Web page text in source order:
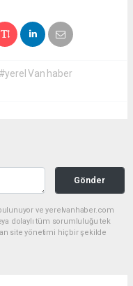
#yerel Van haber
Gönder
ve yerelvanhaber.com
dolaylı tüm sorumluluğu tek
site yönetimi hiçbir şekilde